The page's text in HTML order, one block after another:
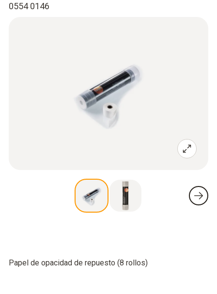
0554 0146
Papel de opacidad de repuesto (8 rollos)